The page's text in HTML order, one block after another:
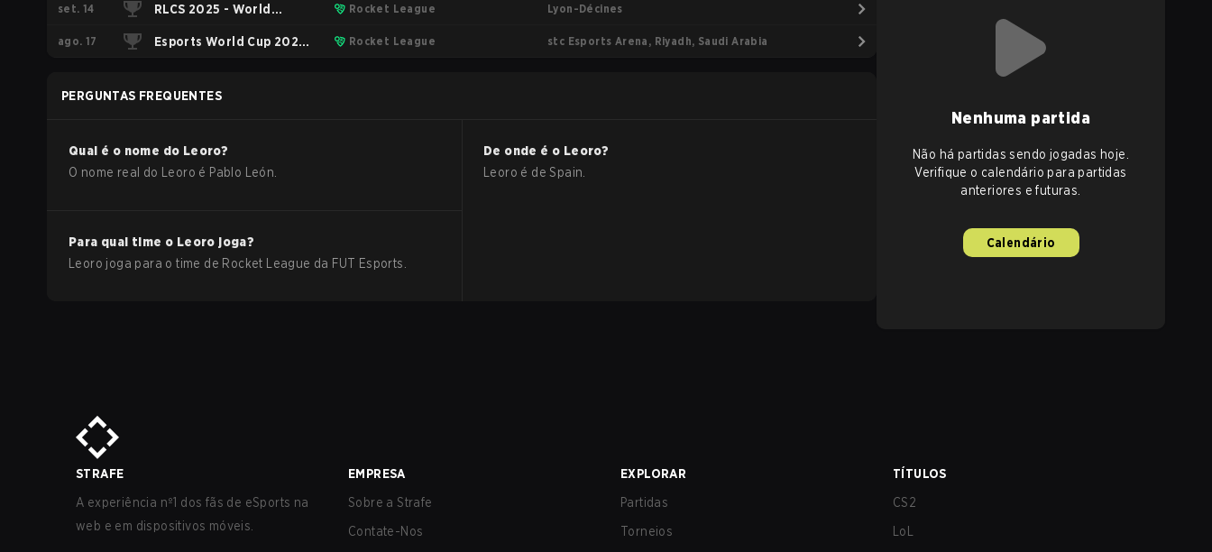
Open 1
set. 14 RLCS 2025 - World
Championship
Rocket League Lyon-Décines
ago. 17 Esports World Cup 2025 Rocket League stc Esports Arena, Riyadh, Saudi Arabia
PERGUNTAS FREQUENTES
Qual é o nome do Leoro?
O nome real do
Leoro é Pablo León
De onde é o Leoro?
Leoro é deSpain
Para qual time o Leoro joga?
Leoro joga para o time de Rocket League da FUT Esports
Nenhuma partida
Não há partidas sendo jogadas hoje.
Verifique o calendário para partidas
anteriores e futuras.
Calendário
STRAFE
A experiência nº1 dos fãs de eSports na
web e em dispositivos móveis.
EMPRESA
Sobre a Strafe
Contate-Nos
EXPLORAR
Partidas
Torneios
TÍTULOS
CS2
LoL